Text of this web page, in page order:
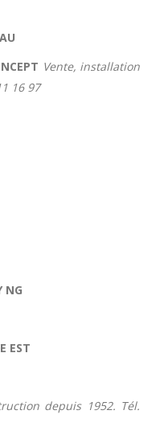
Vente, installation
16 97
NG
EST
depuis 1952. Tél.